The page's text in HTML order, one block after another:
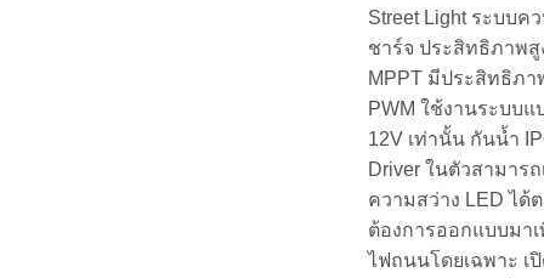
Street Light ระบบค
ชาร์จ ประสิทธิภาพสู
MPPT มีประสิทธิภา
PWM ใช้งานระบบแ
12V เท่านั้น กันน้ำ
Driver ในตัวสามาร
ความสว่าง LED ได้
ต้องการออกแบบมา
ไฟถนนโดยเฉพาะ เ